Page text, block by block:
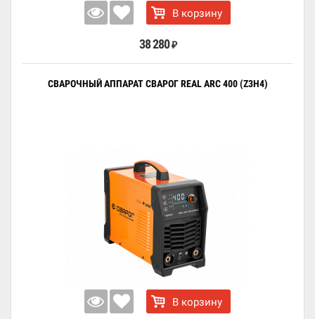
В корзину
38 280 ₽
СВАРОЧНЫЙ АППАРАТ СВАРОГ REAL ARC 400 (Z3H4)
В корзину